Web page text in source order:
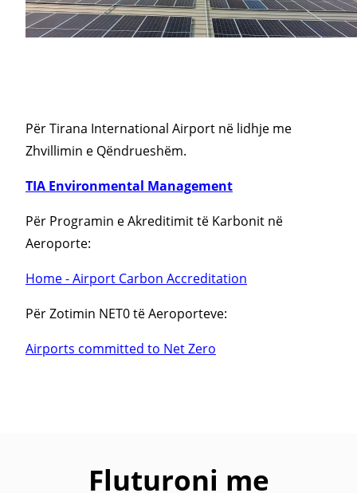
Për Tirana International Airport në lidhje me
Zhvillimin e Qëndrueshëm.
TIA Environmental Management
Për Programin e Akreditimit të Karbonit në
Aeroporte:
Home - Airport Carbon Accreditation
Për Zotimin NET0 të Aeroporteve:
Airports committed to Net Zero
Fluturoni me